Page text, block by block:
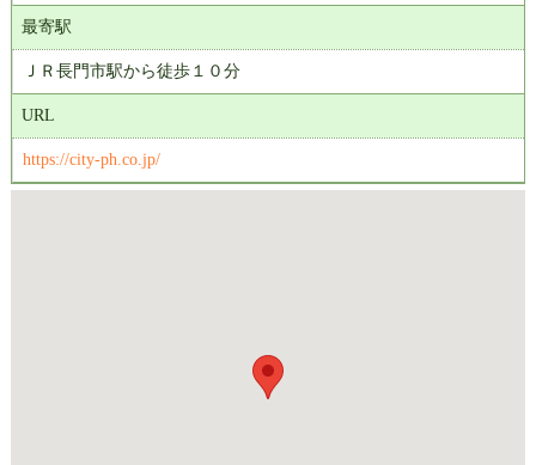
最寄駅
ＪＲ長門市駅から徒歩１０分
URL
https://city-ph.co.jp/